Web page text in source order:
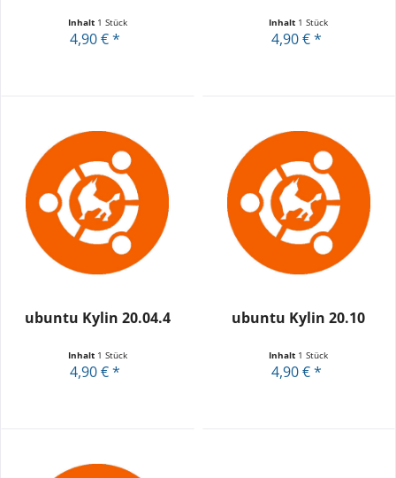
Inhalt 1 Stück
4,90 € *
Inhalt 1 Stück
4,90 € *
ubuntu Kylin 20.04.4
Inhalt 1 Stück
4,90 € *
ubuntu Kylin 20.10
Inhalt 1 Stück
4,90 € *